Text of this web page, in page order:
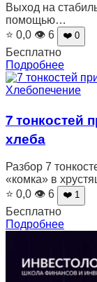
Выход на
помощью…
⭐ 0,0 👁 6 ❤️ 0
Бесплатно
Подробнее
Хлебопечение
7 тонкостей
хлеба
Разбор 7
«комка» в
⭐ 0,0 👁 6 ❤️ 1
Бесплатно
Подробнее